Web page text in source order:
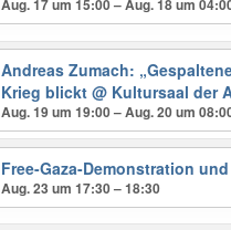
Aug. 17 um 15:00 – Aug. 18 um
Andreas Zumach:
Krieg blickt@ Kultursaal der
Aug. 19 um 19:00 – Aug. 20 um
Free-Gaza-Demonstration
Aug. 23 um 17:30 – 18:30